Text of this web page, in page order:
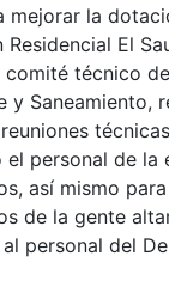
mejorar la
El
técnico
y Saneamiento,
personal de la
así mismo
de la gente
personal del